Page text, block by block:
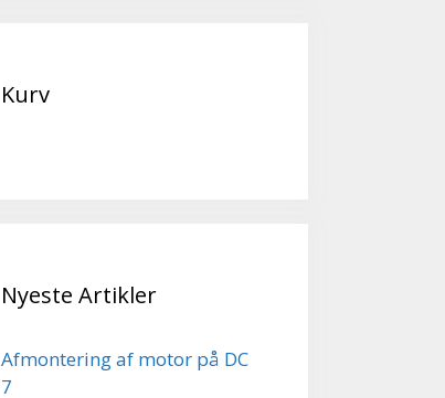
Kurv
Nyeste Artikler
Afmontering af motor på DC
7